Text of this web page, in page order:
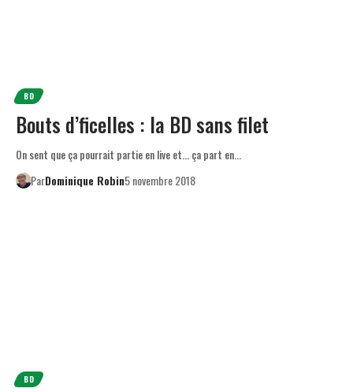
BD
Bouts d’ficelles : la BD sans filet
On sent que ça pourrait partie en live et… ça part en…
ParDominique Robin5 novembre 2018
BD